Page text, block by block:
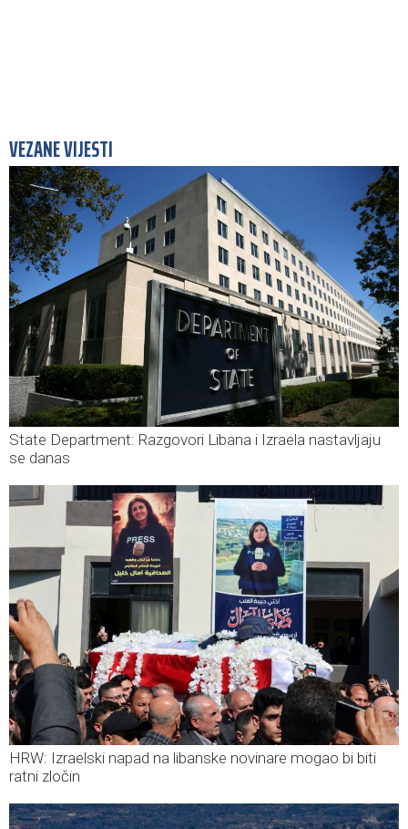
VEZANE VIJESTI
State Department: Razgovori Libana i Izraela nastavljaju
se danas
HRW: Izraelski napad na libanske novinare mogao bi biti
ratni zločin